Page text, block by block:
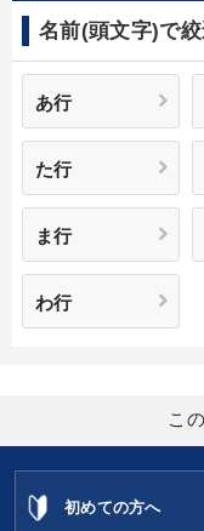
名前(頭文字)で
あ行
た行
ま行
わ行
こ
初めての方へ